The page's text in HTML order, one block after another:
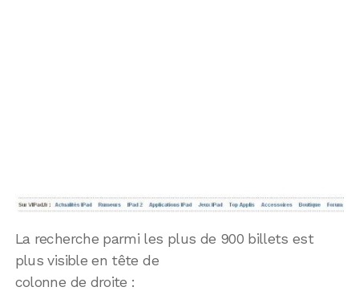
La recherche parmi les plus de 900 billets est
plus visible en tête de
colonne de droite :